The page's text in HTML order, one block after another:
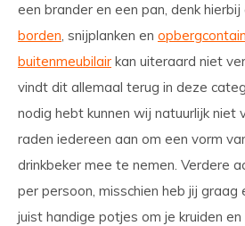
een brander en een pan, denk hierbij
borden, snijplanken en
buitenmeubilair kan uiteraard niet
vindt dit allemaal terug in deze
nodig hebt kunnen wij natuurlijk niet
raden iedereen aan om een vorm
drinkbeker mee te nemen. Verdere
per persoon, misschien heb jij
juist handige potjes om je kruiden